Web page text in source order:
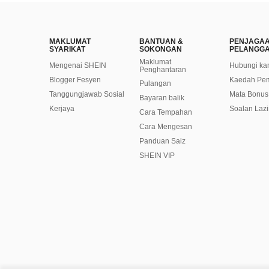
MAKLUMAT
SYARIKAT
Mengenai SHEIN
Blogger Fesyen
Tanggungjawab Sosial
Kerjaya
BANTUAN &
SOKONGAN
Maklumat
Penghantaran
Pulangan
Bayaran balik
Cara Tempahan
Cara Mengesan
Panduan Saiz
SHEIN VIP
Hubungi
Kaedah
Mata Bonus
Soalan